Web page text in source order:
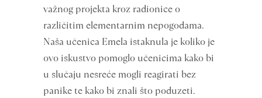
važnog projekta kroz radionice o
različitim elementarnim nepogodama.
Naša učenica Emela istaknula je koliko je
ovo iskustvo pomoglo učenicima kako bi
u slučaju nesreće mogli reagirati bez
panike te kako bi znali što poduzeti.